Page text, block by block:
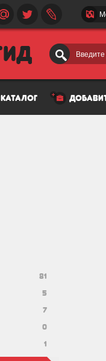
каталог
81
5
7
0
1